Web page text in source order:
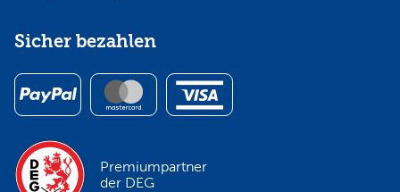
Sicher bezahlen
Premiumpartner
der DEG